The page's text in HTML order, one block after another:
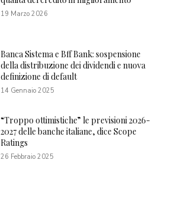
19 Marzo 2026
Banca Sistema e Bff Bank: sospensione
della distribuzione dei dividendi e nuova
definizione di default
14 Gennaio 2025
“Troppo ottimistiche” le previsioni 2026-
2027 delle banche italiane, dice Scope
Ratings
26 Febbraio 2025